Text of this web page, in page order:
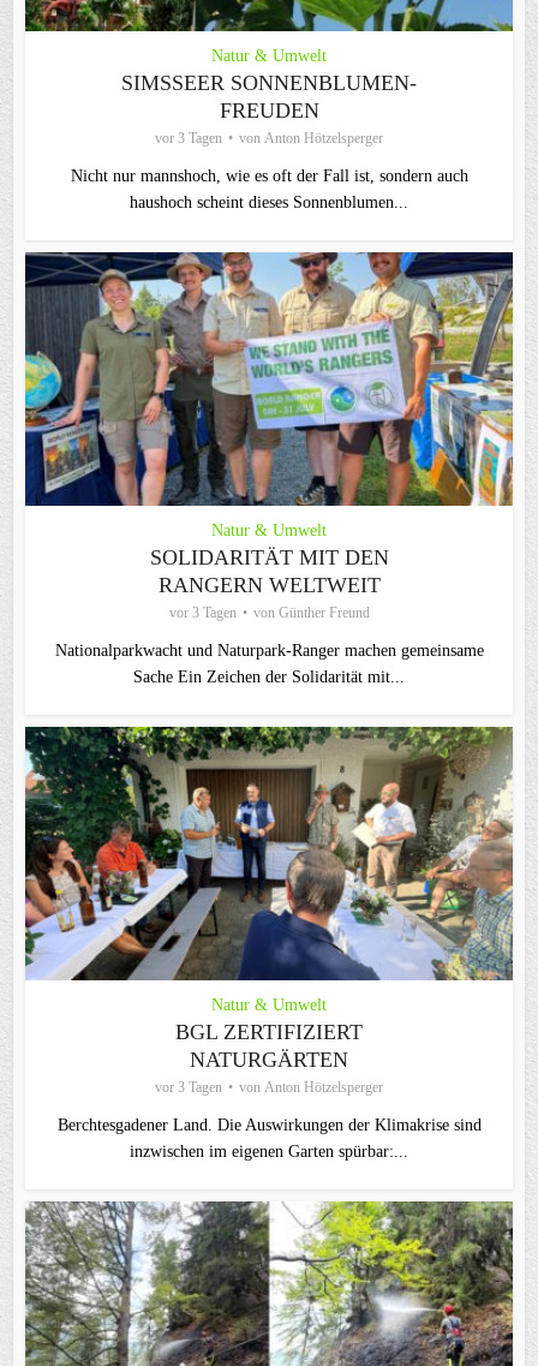
Natur & Umwelt
SIMSSEER SONNENBLUMEN-
FREUDEN
vor 3 Tagen von Anton Hötzelsperger
Nicht nur mannshoch, wie es oft der Fall ist, sondern auch
haushoch scheint dieses Sonnenblumen...
Natur & Umwelt
SOLIDARITÄT MIT DEN
RANGERN WELTWEIT
vor 3 Tagen von Günther Freund
Nationalparkwacht und Naturpark-Ranger machen gemeinsame
Sache Ein Zeichen der Solidarität mit...
Natur & Umwelt
BGL ZERTIFIZIERT
NATURGÄRTEN
vor 3 Tagen von Anton Hötzelsperger
Berchtesgadener Land. Die Auswirkungen der Klimakrise sind
inzwischen im eigenen Garten spürbar:...